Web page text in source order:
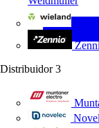
Distribuidor 3